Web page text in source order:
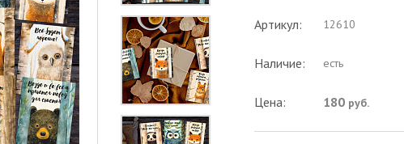
Артикул: 12610
Наличие: есть
Цена: 180 руб.